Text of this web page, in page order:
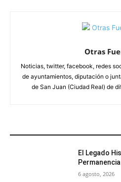
Otras
Noticias, twitter, facebook, redes
de ayuntamientos, diputación o
de San Juan (Ciudad Real) de
El Legado
6 agosto, 2026